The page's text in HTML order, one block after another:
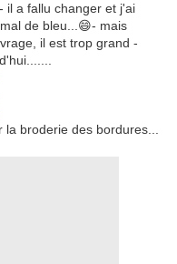
il a fallu changer et j'ai
de bleu...😄- mais
il est trop grand -
broderie des bordures...